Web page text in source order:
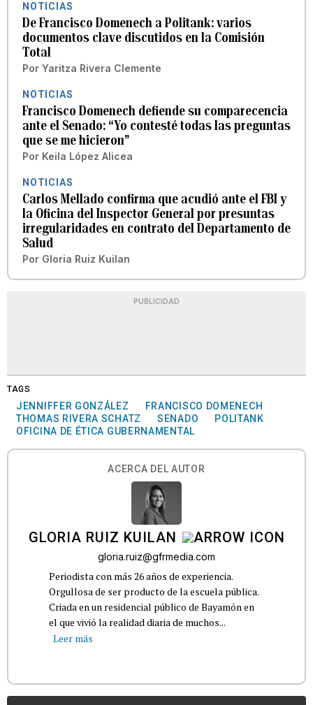
NOTICIAS
De Francisco Domenech a Politank: varios
documentos clave discutidos en la Comisión
Total
Por Yaritza Rivera Clemente
NOTICIAS
Francisco Domenech defiende su comparecencia
ante el Senado: “Yo contesté todas las preguntas
que se me hicieron”
Por Keila López Alicea
NOTICIAS
Carlos Mellado confirma que acudió ante el FBI y
la Oficina del Inspector General por presuntas
irregularidades en contrato del Departamento de
Salud
Por Gloria Ruiz Kuilan
PUBLICIDAD
TAGS
JENNIFFER GONZÁLEZ
FRANCISCO DOMENECH
THOMAS RIVERA SCHATZ
SENADO
POLITANK
OFICINA DE ÉTICA GUBERNAMENTAL
ACERCA DEL AUTOR
GLORIA RUIZ KUILAN
gloria.ruiz@gfrmedia.com
Periodista con más 26 años de experiencia.
Orgullosa de ser producto de la escuela pública.
Criada en un residencial público de Bayamón en
el que vivió la realidad diaria de muchos...
Leer más